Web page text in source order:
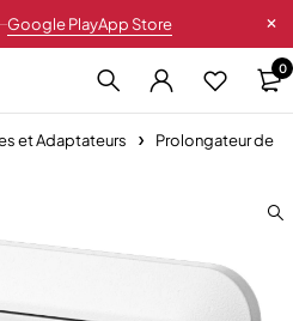
Google PlayApp Store
0
et Adaptateurs
Prolongateur de